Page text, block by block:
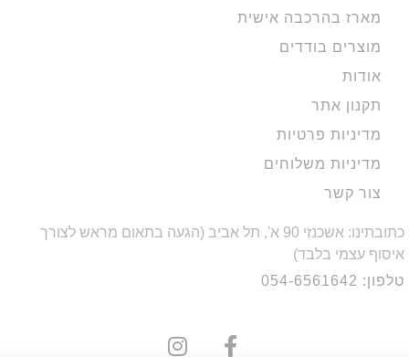
מארז בהרכבה אישית
מוצרים בודדים
אודות
תקנון אתר
מדיניות פרטיות
מדיניות משלוחים
צור קשר
כתובתינו: אשכנזי 90 א', תל אביב (הגעה בתאום מראש לצורך
איסוף עצמי בלבד)
טלפון: 054-6561642